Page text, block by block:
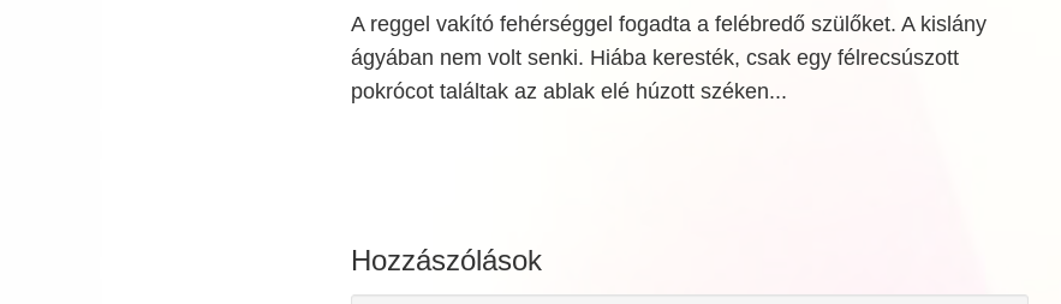
A reggel vakító fehérséggel fogadta a felébredő szülőket. A kislány
ágyában nem volt senki. Hiába keresték, csak egy félrecsúszott
pokrócot találtak az ablak elé húzott széken...
Hozzászólások